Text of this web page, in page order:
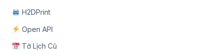
H2DPrint
Open API
Tờ Lịch Cũ